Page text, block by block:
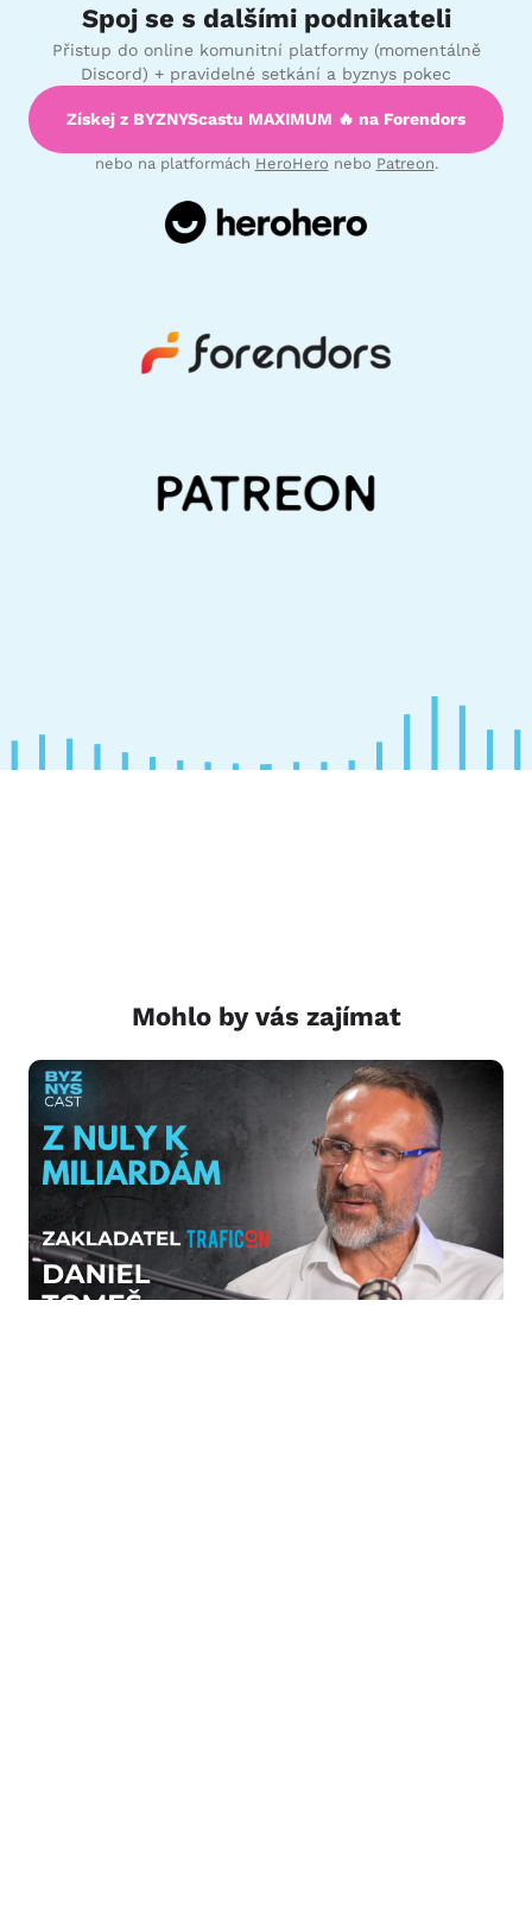
Spoj se s dalšími podnikateli
Přistup do online komunitní platformy (momentálně
Discord) + pravidelné setkání a byznys pokec
Získej z BYZNYScastu MAXIMUM 🔥 na Forendors
nebo na platformách HeroHero nebo Patreon.
Mohlo by vás zajímat